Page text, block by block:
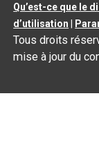
Qu’est-ce que le
d’utilisation
Tous droits
mise à jour du